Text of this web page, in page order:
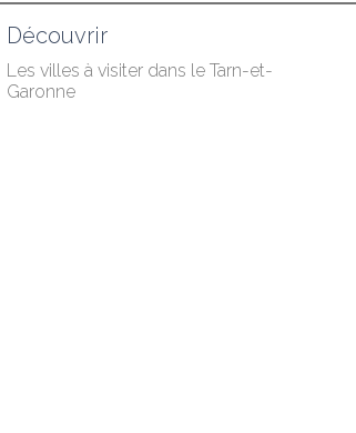
Découvrir
Les villes à visiter dans le Tarn-et-
Garonne